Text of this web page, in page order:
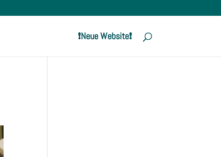
❗️Neue Website❗️